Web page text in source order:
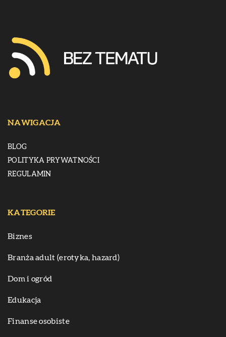
NAWIGACJA
BLOG
POLITYKA PRYWATNOŚCI
REGULAMIN
KATEGORIE
Biznes
Branża adult (erotyka, hazard)
Dom i ogród
Edukacja
Finanse osobiste